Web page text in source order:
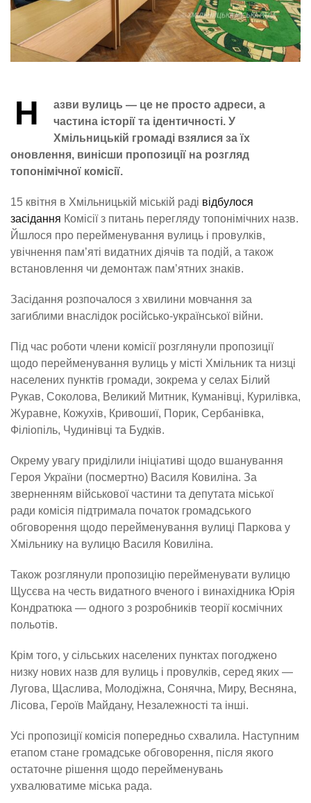
Н
азви вулиць — це не просто адреси, а
частина історії та ідентичності. У
Хмільницькій громаді взялися за їх
оновлення, винісши пропозиції на розгляд
топонімічної комісії.
15 квітня в Хмільницькій міській раді відбулося
засідання Комісії з питань перегляду топонімічних назв.
Йшлося про перейменування вулиць і провулків,
увічнення пам’яті видатних діячів та подій, а також
встановлення чи демонтаж пам’ятних знаків.
Засідання розпочалося з хвилини мовчання за
загиблими внаслідок російсько-української війни.
Під час роботи члени комісії розглянули пропозиції
щодо перейменування вулиць у місті Хмільник та низці
населених пунктів громади, зокрема у селах Білий
Рукав, Соколова, Великий Митник, Куманівці, Курилівка,
Журавне, Кожухів, Кривошиї, Порик, Сербанівка,
Філіопіль, Чудинівці та Будків.
Окрему увагу приділили ініціативі щодо вшанування
Героя України (посмертно) Василя Ковиліна. За
зверненням військової частини та депутата міської
ради комісія підтримала початок громадського
обговорення щодо перейменування вулиці Паркова у
Хмільнику на вулицю Василя Ковиліна.
Також розглянули пропозицію перейменувати вулицю
Щусєва на честь видатного вченого і винахідника Юрія
Кондратюка — одного з розробників теорії космічних
польотів.
Крім того, у сільських населених пунктах погоджено
низку нових назв для вулиць і провулків, серед яких —
Лугова, Щаслива, Молодіжна, Сонячна, Миру, Весняна,
Лісова, Героїв Майдану, Незалежності та інші.
Усі пропозиції комісія попередньо схвалила. Наступним
етапом стане громадське обговорення, після якого
остаточне рішення щодо перейменувань
ухвалюватиме міська рада.